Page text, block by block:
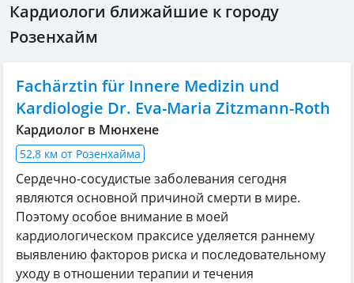
Кардиологи ближайшие к городу
Розенхайм
Fachärztin für Innere Medizin und
Kardiologie Dr. Eva-Maria Zitzmann-Roth
Кардиолог в Мюнхене
52,8 км от Розенхайма
Сердечно-сосудистые заболевания сегодня
являются основной причиной смерти в мире.
Поэтому особое внимание в моей
кардиологическом праксисе уделяется раннему
выявлению факторов риска и последовательному
уходу в отношении терапии и течения